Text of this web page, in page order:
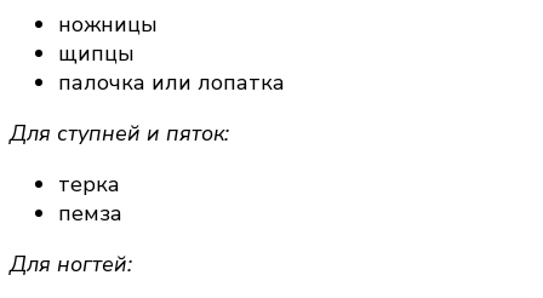
ножницы
щипцы
палочка или лопатка
Для ступней и пяток:
терка
пемза
Для ногтей: